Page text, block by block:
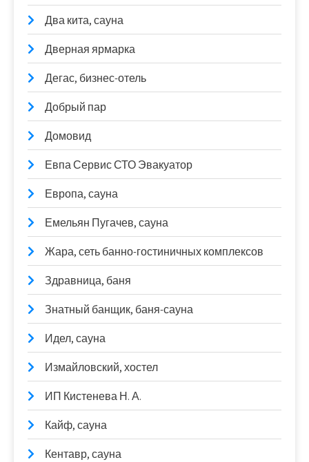
Два кита, сауна
Дверная ярмарка
Дегас, бизнес-отель
Добрый пар
Домовид
Евпа Сервис СТО Эвакуатор
Европа, сауна
Емельян Пугачев, сауна
Жара, сеть банно-гостиничных комплексов
Здравница, баня
Знатный банщик, баня-сауна
Идел, сауна
Измайловский, хостел
ИП Кистенева Н. А.
Кайф, сауна
Кентавр, сауна